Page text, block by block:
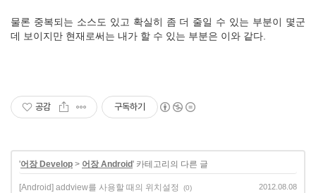
물론 중복되는 소스도 있고 확실히 좀 더 줄일 수 있는 부분이 몇군
데 보이지만 현재로써는 내가 할 수 있는 부분은 이와 같다.
공감 구독하기
'어장 Develop > 어장 Android' 카테고리의 다른 글
[Android] addview를 사용할 때의 위치설정 (0) 2012.08.08